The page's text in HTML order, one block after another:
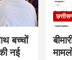
बच्चों
नई